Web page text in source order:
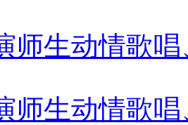
师生动情歌
师生动情歌